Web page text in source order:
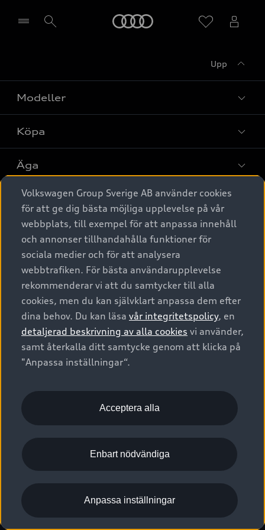
Upp
Modeller
Alla modeller
Elbilar
A6 modellerna
SUV
Avant
Audi Sport
Köpa
Privaterbjudanden
Privatleasing
Nya bilar i lager
Begagnade bilar i lager
Audi approved :plus - så gott som nya
Finansiering
Audi exclusive
Provkörning
Äga
Service & tillbehör
Audi digital services
Originaltillbehör - köp online
Garantier
Försäkring
Digitala manualer för din Audi
Audi Collection – livsstilsartiklar
Vanliga frågor
2G/3G nätet stängs ned - Hur påverkas min bil av detta?
Tjänstebil
Tjänstebil
Business lease online
Företagsleasing
Om Audi Sverige
Kontakta oss
Audi Återförsäljare/-serviceverkstad
myAudi
Pressmeddelanden
Nyhetsbrev
Vårt hållbarhetsarbete
Lediga tjänster huvudkontor
Lediga tjänster hos Audi Återförsäljare
Kommentar till mediauppgifter om dataläcka
© 2026 AUDI SVERIGE. All Rights Reserved.
Utgivare Juridiskt
Juridiskt Audi AG
Juridiskt Audi Digital Giveaway
Anpassa inställningar för cookies
Visselblåsarkanaler
Volkswagen Group Sverige AB använder cookies
för att ge dig bästa möjliga upplevelse på vår
webbplats, till exempel för att anpassa innehåll
och annonser tillhandahålla funktioner för
sociala medier och för att analysera
webbtrafiken. För bästa användarupplevelse
rekommenderar vi att du samtycker till alla
cookies, men du kan självklart anpassa dem efter
dina behov. Du kan läsa vår integritetspolicy, en
detaljerad beskrivning av alla cookies vi använder,
samt återkalla ditt samtycke genom att klicka på
"Anpassa inställningar“.
Acceptera alla
Enbart nödvändiga
Anpassa inställningar